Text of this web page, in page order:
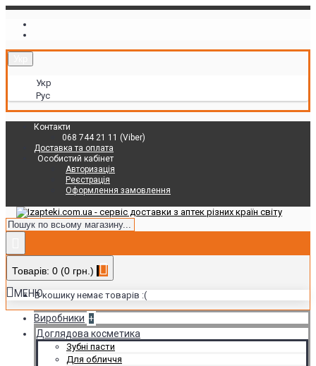
Укр
Рус
Контакти
068 744 21 11 (Viber)
Доставка та оплата
Особистий кабінет
Авторизація
Реєстрація
Оформлення замовлення
Товарів: 0 (0 грн.)
В кошику немає товарів :(
МЕНЮ
Виробники +
Доглядова косметика
Зубні пасти
Для обличчя